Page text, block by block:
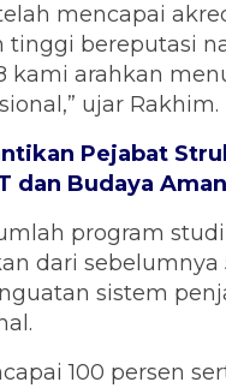
mencapai
tinggi bereputasi
kami arahkan
ujar Rakhim.
Pejabat
dan Budaya
program
dari
sistem
100 persen